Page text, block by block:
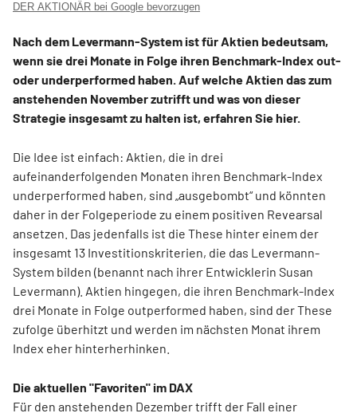
DER AKTIONÄR bei Google bevorzugen
Nach dem Levermann-System ist für Aktien bedeutsam,
wenn sie drei Monate in Folge ihren Benchmark-Index out-
oder underperformed haben. Auf welche Aktien das zum
anstehenden November zutrifft und was von dieser
Strategie insgesamt zu halten ist, erfahren Sie hier.
Die Idee ist einfach: Aktien, die in drei
aufeinanderfolgenden Monaten ihren Benchmark-Index
underperformed haben, sind „ausgebombt“ und könnten
daher in der Folgeperiode zu einem positiven Revearsal
ansetzen. Das jedenfalls ist die These hinter einem der
insgesamt 13 Investitionskriterien, die das Levermann-
System bilden (benannt nach ihrer Entwicklerin Susan
Levermann). Aktien hingegen, die ihren Benchmark-Index
drei Monate in Folge outperformed haben, sind der These
zufolge überhitzt und werden im nächsten Monat ihrem
Index eher hinterherhinken.
Die aktuellen "Favoriten" im DAX
Für den anstehenden Dezember trifft der Fall einer